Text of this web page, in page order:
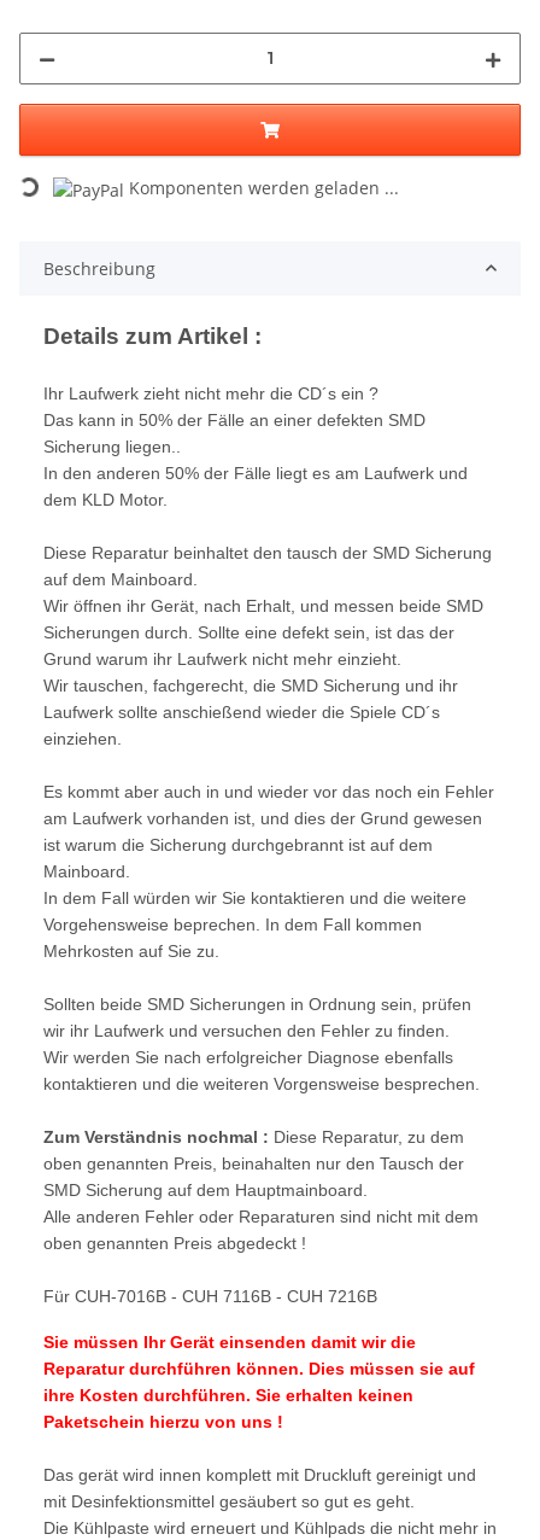
Loading... Komponenten werden geladen ...
Beschreibung
Details zum Artikel :
Ihr Laufwerk zieht nicht mehr die CD´s ein ?
Das kann in 50% der Fälle an einer defekten SMD
Sicherung liegen..
In den anderen 50% der Fälle liegt es am Laufwerk und
dem KLD Motor.
Diese Reparatur beinhaltet den tausch der SMD Sicherung
auf dem Mainboard.
Wir öffnen ihr Gerät, nach Erhalt, und messen beide SMD
Sicherungen durch. Sollte eine defekt sein, ist das der
Grund warum ihr Laufwerk nicht mehr einzieht.
Wir tauschen, fachgerecht, die SMD Sicherung und ihr
Laufwerk sollte anschießend wieder die Spiele CD´s
einziehen.
Es kommt aber auch in und wieder vor das noch ein Fehler
am Laufwerk vorhanden ist, und dies der Grund gewesen
ist warum die Sicherung durchgebrannt ist auf dem
Mainboard.
In dem Fall würden wir Sie kontaktieren und die weitere
Vorgehensweise beprechen. In dem Fall kommen
Mehrkosten auf Sie zu.
Sollten beide SMD Sicherungen in Ordnung sein, prüfen
wir ihr Laufwerk und versuchen den Fehler zu finden.
Wir werden Sie nach erfolgreicher Diagnose ebenfalls
kontaktieren und die weiteren Vorgensweise besprechen.
Zum Verständnis nochmal : Diese Reparatur, zu dem
oben genannten Preis, beinahalten nur den Tausch der
SMD Sicherung auf dem Hauptmainboard.
Alle anderen Fehler oder Reparaturen sind nicht mit dem
oben genannten Preis abgedeckt !
Für CUH-7016B - CUH 7116B - CUH 7216B
Sie müssen Ihr Gerät einsenden damit wir die
Reparatur durchführen können. Dies müssen sie auf
ihre Kosten durchführen. Sie erhalten keinen
Paketschein hierzu von uns !
Das gerät wird innen komplett mit Druckluft gereinigt und
mit Desinfektionsmittel gesäubert so gut es geht.
Die Kühlpaste wird erneuert und Kühlpads die nicht mehr in